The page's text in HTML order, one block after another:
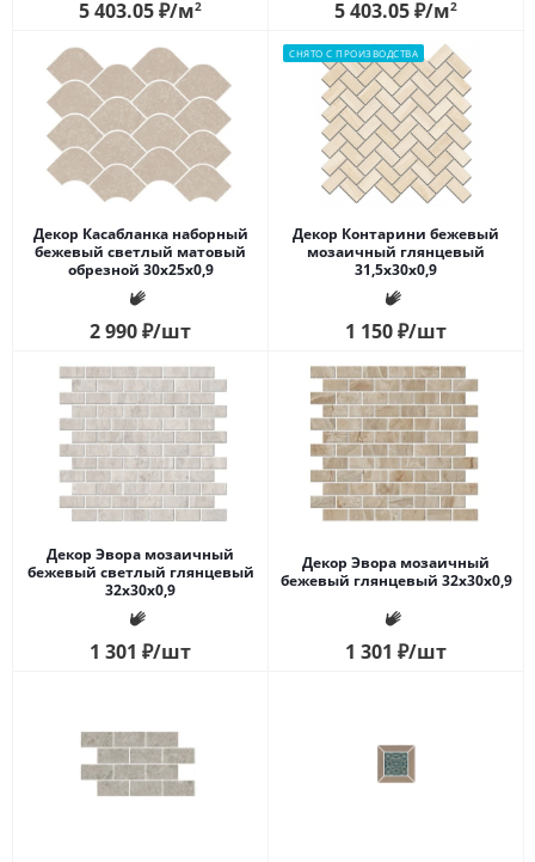
5 403.05₽/м2 5 403.05₽/м2
Декор Касабланка наборный
бежевый светлый матовый
обрезной 30x25x0,9
2 990₽/шт
СНЯТО С ПРОИЗВОДСТВА
Декор Контарини бежевый
мозаичный глянцевый
31,5x30x0,9
1 150₽/шт
Декор Эвора мозаичный
бежевый светлый глянцевый
32x30x0,9
1 301 ₽/шт
Декор Эвора мозаичный
бежевый глянцевый 32x30x0,9
1 301 ₽/шт